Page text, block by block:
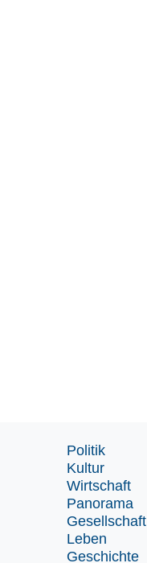
Politik
Kultur
Wirtschaft
Panorama
Gesellschaft
Leben
Geschichte